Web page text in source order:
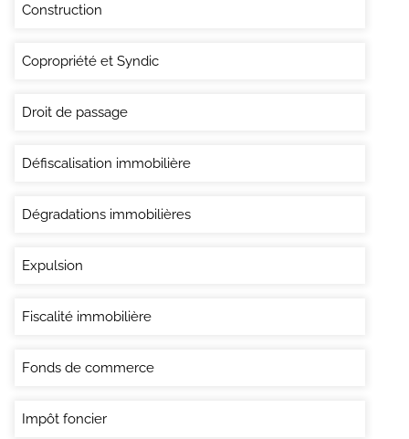
Construction
Copropriété et Syndic
Droit de passage
Défiscalisation immobilière
Dégradations immobilières
Expulsion
Fiscalité immobilière
Fonds de commerce
Impôt foncier